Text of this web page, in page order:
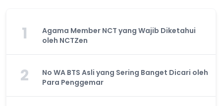
1
Agama Member NCT yang Wajib Diketahui
oleh NCTZen
2
No WA BTS Asli yang Sering Banget Dicari oleh
Para Penggemar